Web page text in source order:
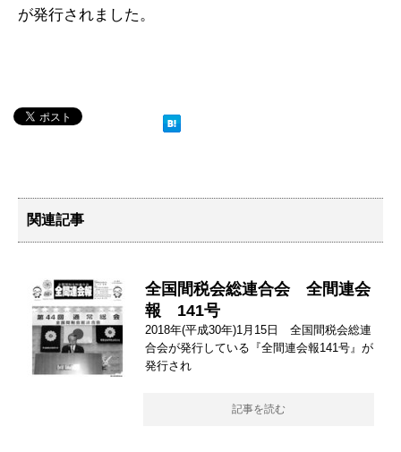
が発行されました。
関連記事
全国間税会総連合会 全間連会
報 141号
2018年(平成30年)1月15日 全国間税会総連
合会が発行している『全間連会報141号』が
発行され
記事を読む